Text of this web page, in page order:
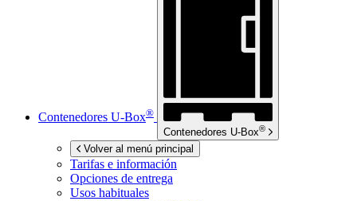
Contenedores U-Box®
Contenedores U-Box®
Volver al menú principal
Tarifas e información
Opciones de entrega
Usos habituales